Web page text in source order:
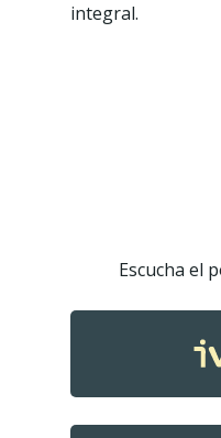
integral.
Escucha el